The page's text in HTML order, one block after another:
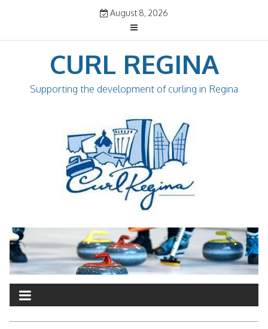
content
August 8, 2026
CURL REGINA
Supporting the development of curling in Regina